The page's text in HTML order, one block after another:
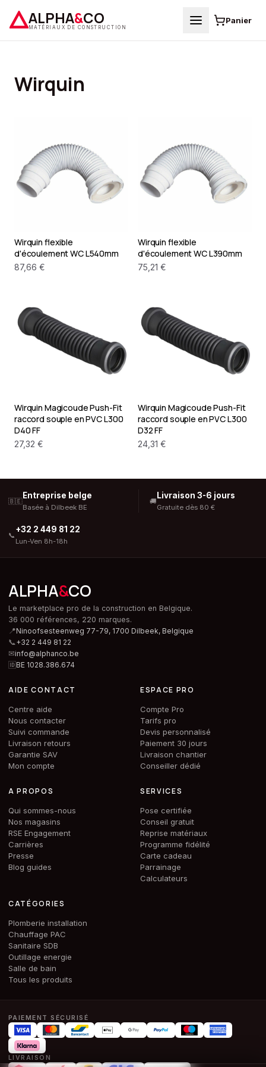
ALPHA&CO
MATÉRIAUX DE CONSTRUCTION
Panier
Wirquin
Wirquin flexible
d'écoulement WC L540mm
87,66 €
Wirquin flexible
d'écoulement WC L390mm
75,21 €
Wirquin Magicoude Push-Fit
raccord souple en PVC L300
D40 FF
27,32 €
Wirquin Magicoude Push-Fit
raccord souple en PVC L300
D32 FF
24,31 €
🇧🇪
Entreprise belge
Basée à Dilbeek BE
🚚
Livraison 3-6 jours
Gratuite dès 80 €
📞
+32 2 449 81 22
Lun-Ven 8h-18h
ALPHA&CO
Le marketplace pro de la construction en Belgique.
36 000 références, 220 marques.
📍Ninoofsesteenweg 77-79, 1700 Dilbeek, Belgique
📞+32 2 449 81 22
✉info@alphanco.be
🆔BE 1028.386.674
AIDE CONTACT
Centre aide
Nous contacter
Suivi commande
Livraison retours
Garantie SAV
Mon compte
ESPACE PRO
Compte Pro
Tarifs pro
Devis personnalisé
Paiement 30 jours
Livraison chantier
Conseiller dédié
A PROPOS
Qui sommes-nous
Nos magasins
RSE Engagement
Carrières
Presse
Blog guides
SERVICES
Pose certifiée
Conseil gratuit
Reprise matériaux
Programme fidélité
Carte cadeau
Parrainage
Calculateurs
CATÉGORIES
Plomberie installation
Chauffage PAC
Sanitaire SDB
Outillage energie
Salle de bain
Tous les produits
PAIEMENT SÉCURISÉ
LIVRAISON